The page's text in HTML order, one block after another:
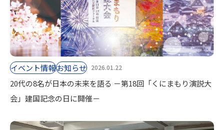
イベント情報お知らせ 2026.01.22
20代の8名が日本の未来を語る －第18回「くにまもり演説大
会」建国記念の日に開催－